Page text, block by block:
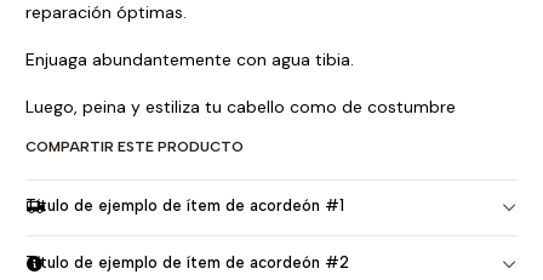
reparación óptimas.
Enjuaga abundantemente con agua tibia.
Luego, peina y estiliza tu cabello como de costumbre
COMPARTIR ESTE PRODUCTO
Título de ejemplo de ítem de acordeón #1
Título de ejemplo de ítem de acordeón #2